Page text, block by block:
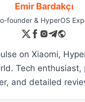
Emir Bardakçı
founder & HyperOS
on Xiaomi,
Tech enthusiast,
and detailed